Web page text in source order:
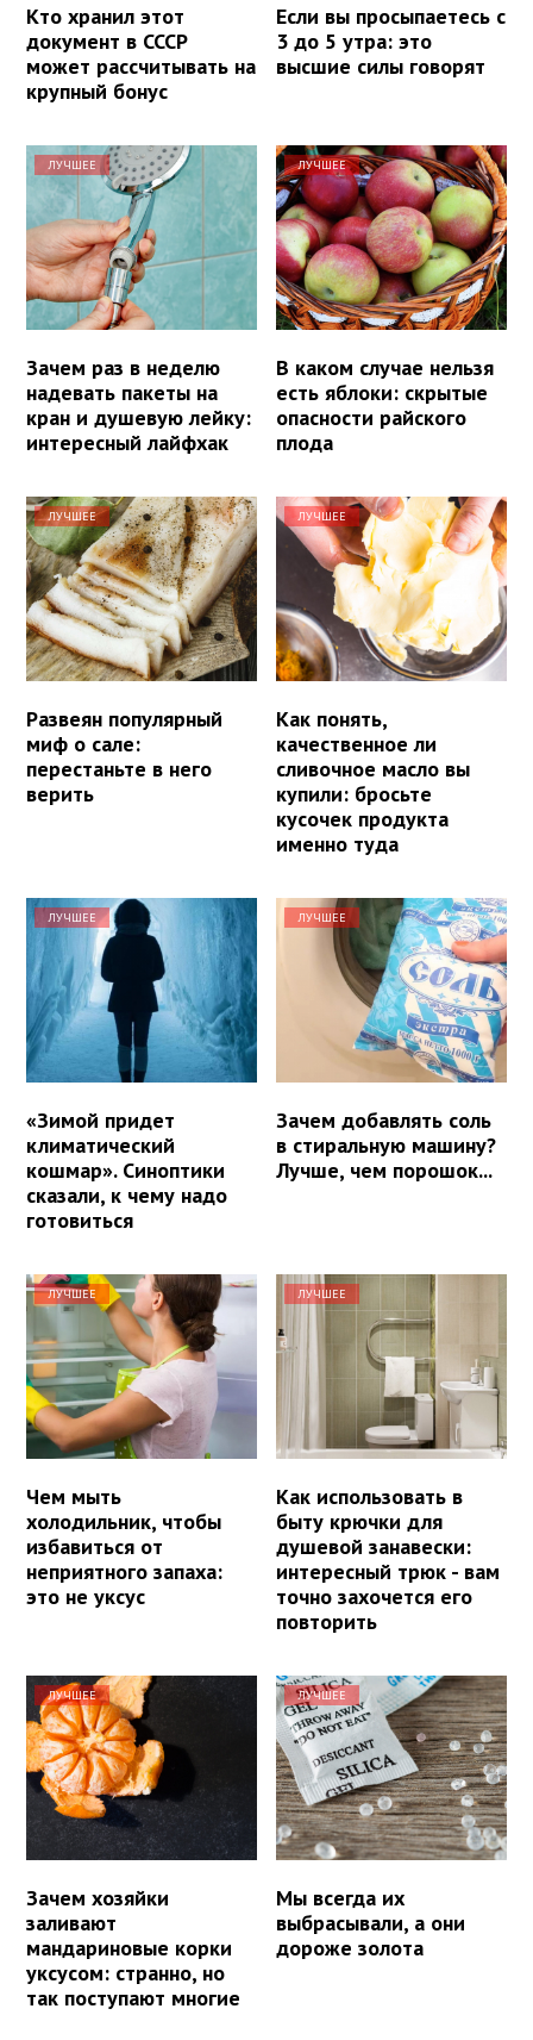
Кто хранил этот
документ в СССР
может рассчитывать на
крупный бонус
Если вы просыпаетесь с
3 до 5 утра: это
высшие силы говорят
ЛУЧШЕЕ
Зачем раз в неделю
надевать пакеты на
кран и душевую лейку:
интересный лайфхак
ЛУЧШЕЕ
В каком случае нельзя
есть яблоки: скрытые
опасности райского
плода
ЛУЧШЕЕ
Развеян популярный
миф о сале:
перестаньте в него
верить
ЛУЧШЕЕ
Как понять,
качественное ли
сливочное масло вы
купили: бросьте
кусочек продукта
именно туда
ЛУЧШЕЕ
«Зимой придет
климатический
кошмар». Синоптики
сказали, к чему надо
готовиться
ЛУЧШЕЕ
Зачем добавлять соль
в стиральную машину?
Лучше, чем порошок...
ЛУЧШЕЕ
Чем мыть
холодильник, чтобы
избавиться от
неприятного запаха:
это не уксус
ЛУЧШЕЕ
Как использовать в
быту крючки для
душевой занавески:
интересный трюк - вам
точно захочется его
повторить
ЛУЧШЕЕ
Зачем хозяйки
заливают
мандариновые корки
уксусом: странно, но
так поступают многие
ЛУЧШЕЕ
Мы всегда их
выбрасывали, а они
дороже золота